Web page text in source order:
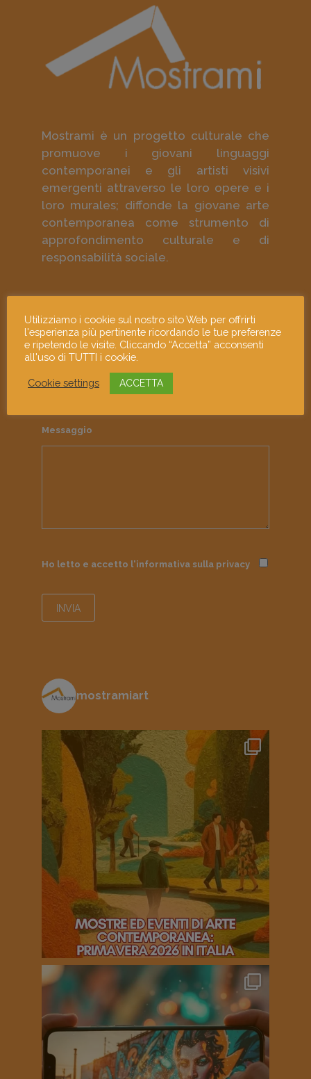
Mostrami è un progetto culturale che
promuove i giovani linguaggi
contemporanei e gli artisti visivi
emergenti attraverso le loro opere e i
loro murales; diffonde la giovane arte
contemporanea come strumento di
approfondimento culturale e di
responsabilità sociale.
Contattaci e dicci la tua!
Indirizzo email
Messaggio
Ho letto e accetto l'informativa sulla privacy
mostramiart
Utilizziamo i cookie sul nostro sito Web per offrirti
l'esperienza più pertinente ricordando le tue preferenze
e ripetendo le visite. Cliccando “Accetta” acconsenti
all'uso di TUTTI i cookie.
Cookie settings ACCETTA